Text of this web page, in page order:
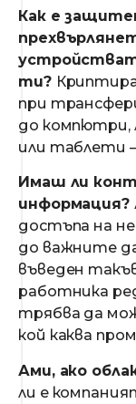
Как е
ти?
при
до компютри,
или таблети
Имаш ли
информация?
достъпа на
до важните
въведен
работника
трябва да
кой каква
Ами, ако
ли е